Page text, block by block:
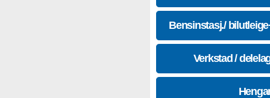
Bensinstasj./
Verkstad /